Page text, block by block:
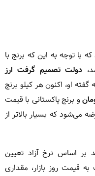
با توجه به این که برنج با
دولت تصمیم گرفت ارز
گفته او، اکنون هر کیلو برنج
و برنج پاکستانی با قیمت
می‌شود که بسیار بالاتر از
بر اساس نرخ آزاد تعیین
قیمت روز بازار، مقداری